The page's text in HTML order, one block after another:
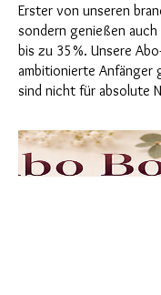
Erster von unseren
sondern genießen
bis zu 35%. Unsere
ambitionierte Anfänger
sind nicht für absolute